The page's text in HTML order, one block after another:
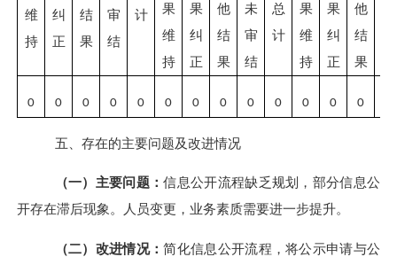
维
持
纠
正
结
果
审
结
计
果
维
持
果
纠
正
他
结
果
未
审
结
总
计
果
维
持
果
纠
正
他
结
果
0 0 0 0 0 0 0 0 0 0 0 0 0
五、存在的主要问题及改进情况
（一）主要问题：信息公开流程缺乏规划，部分信息公
开存在滞后现象。人员变更，业务素质需要进一步提升。
（二）改进情况：简化信息公开流程，将公示申请与公